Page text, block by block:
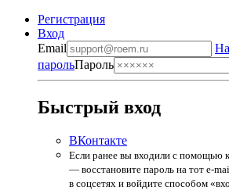
Регистрация
Вход
Email
парольПароль
Быстрый вход
ВКонтакте
Если ранее вы входили с помощью
— восстановите пароль на тот e-
в соцсетях и войдите способом